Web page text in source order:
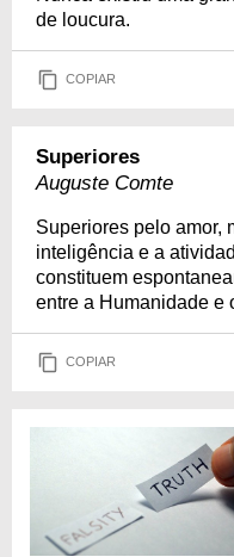
de loucura.
COPIAR
Superiores
Auguste Comte
Superiores pelo amor,
inteligência e a
constituem
entre a Humanidade e
COPIAR